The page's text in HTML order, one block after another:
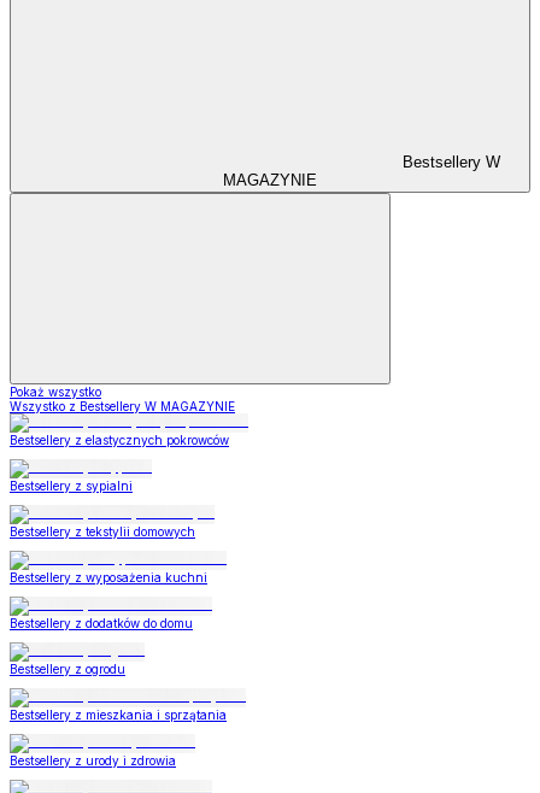
Bestsellery W
MAGAZYNIE
Pokaż wszystko
Wszystko z Bestsellery W MAGAZYNIE
Bestsellery z elastycznych pokrowców
Bestsellery z sypialni
Bestsellery z tekstylii domowych
Bestsellery z wyposażenia kuchni
Bestsellery z dodatków do domu
Bestsellery z ogrodu
Bestsellery z mieszkania i sprzątania
Bestsellery z urody i zdrowia